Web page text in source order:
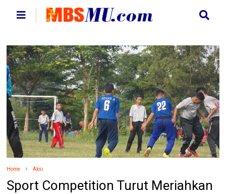
Home Aksi
Sport Competition Turut Meriahkan